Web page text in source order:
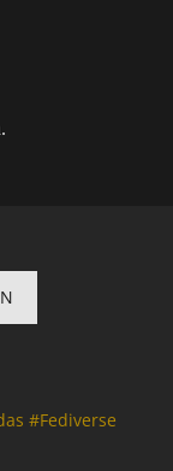
#Fediverse